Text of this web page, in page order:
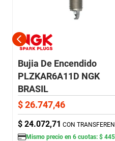
Bujia De Encendido
PLZKAR6A11D NGK
BRASIL
$26.747,46
$ 24.072,71 CON
Mismo precio en 6cuotas: $